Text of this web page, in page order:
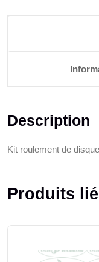
Description
Kit roulement de
Produits